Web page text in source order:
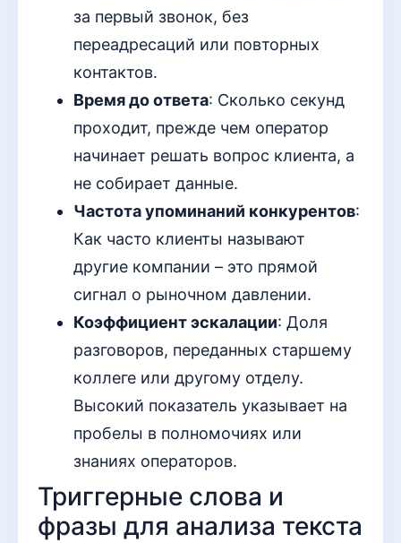
за первый звонок, без
переадресаций или повторных
контактов.
Время до ответа: Сколько секунд
проходит, прежде чем оператор
начинает решать вопрос клиента, а
не собирает данные.
Частота упоминаний конкурентов:
Как часто клиенты называют
другие компании – это прямой
сигнал о рыночном давлении.
Коэффициент эскалации: Доля
разговоров, переданных старшему
коллеге или другому отделу.
Высокий показатель указывает на
пробелы в полномочиях или
знаниях операторов.
Триггерные слова и
фразы для анализа текста